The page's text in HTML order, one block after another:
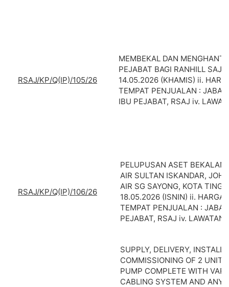
RSAJ/KP/Q(IP)/105/26
MEMBEKAL DAN
PEJABAT BAGI RANHILL SAJ
14.05.2026 (KHAMIS) ii.
TEMPAT PENJUALAN :
IBU PEJABAT, RSAJ iv.
RSAJ/KP/Q(IP)/106/26
PELUPUSAN ASET BEKALAN
AIR SULTAN ISKANDAR,
AIR SG SAYONG, KOTA
18.05.2026 (ISNIN) ii. HARGA
TEMPAT PENJUALAN :
PEJABAT, RSAJ iv. LAWATAN
SUPPLY, DELIVERY,
COMMISSIONING OF 2 UNIT
PUMP COMPLETE WITH
CABLING SYSTEM AND ANY